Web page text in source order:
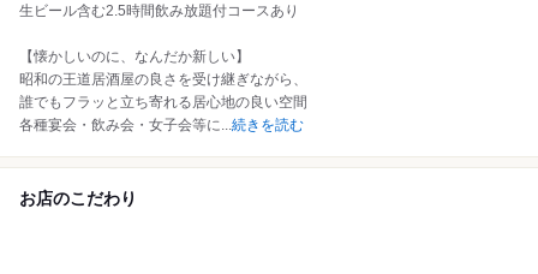
生ビール含む2.5時間飲み放題付コースあり
【懐かしいのに、なんだか新しい】
昭和の王道居酒屋の良さを受け継ぎながら、
誰でもフラッと立ち寄れる居心地の良い空間
各種宴会・飲み会・女子会等に...続きを読む
お店のこだわり